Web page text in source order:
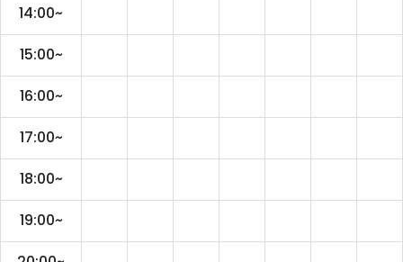
14:00~
15:00~
16:00~
17:00~
18:00~
19:00~